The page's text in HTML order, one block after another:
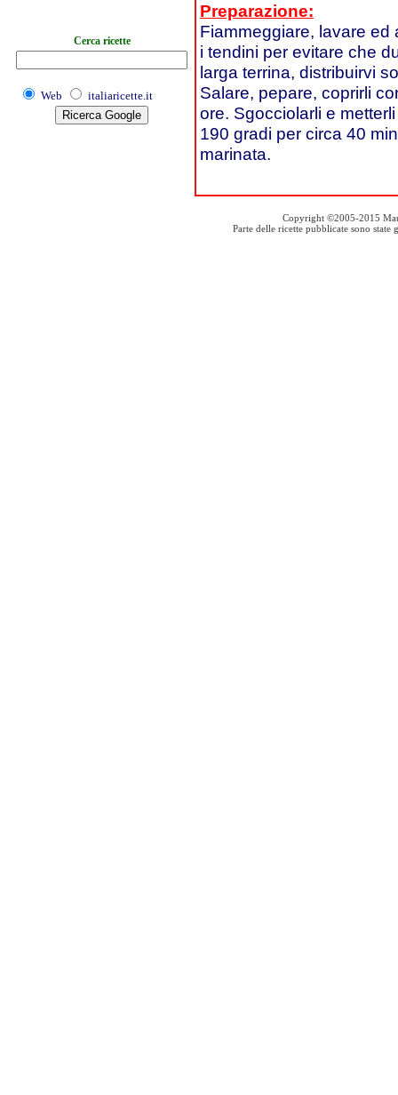
Cerca ricette
Web italiaricette.it
Preparazione:
Fiammeggiare, lavare ed
i tendini per evitare che
larga terrina, distribuirvi
Salare, pepare, coprirli
ore. Sgocciolarli e
190 gradi per circa 40
marinata.
Copyright ©2005-2015
Parte delle ricette pubblicate sono state